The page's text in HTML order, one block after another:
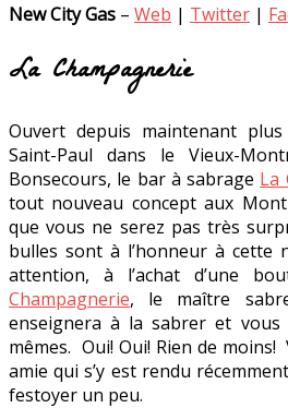
New City Gas – Web | Twitter |
La Champagnerie
Ouvert depuis maintenant
Saint-Paul dans le Vieux-
Bonsecours, le bar à sabrage La
tout nouveau concept aux
que vous ne serez pas très
bulles sont à l’honneur à cette
attention, à l’achat d’une
Champagnerie, le maître
enseignera à la sabrer et
mêmes. Oui! Oui! Rien de
amie qui s’y est rendu
festoyer un peu.